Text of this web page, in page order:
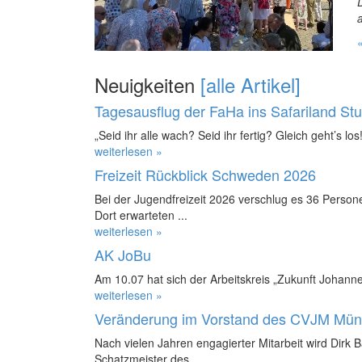
Neuigkeiten [alle Artikel]
Tagesausflug der FaHa ins Safariland
„Seid ihr alle wach? Seid ihr fertig? Gleich geht’s
weiterlesen »
Freizeit Rückblick Schweden 2026
Bei der Jugendfreizeit 2026 verschlug es 36
Dort erwarteten ...
weiterlesen »
AK JoBu
Am 10.07 hat sich der Arbeitskreis „Zukunft
weiterlesen »
Veränderung im Vorstand des CVJM
Nach vielen Jahren engagierter Mitarbeit wird Dirk
Schatzmeister des ...